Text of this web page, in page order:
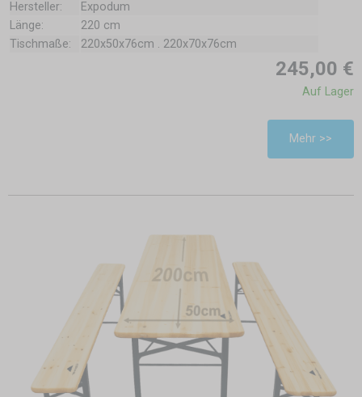
Hersteller:
Expodum
Länge:
220 cm
Tischmaße:
220x50x76cm . 220x70x76cm
245,00 €
Auf Lager
Mehr >>